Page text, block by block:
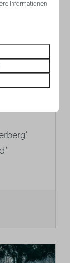
Informationen